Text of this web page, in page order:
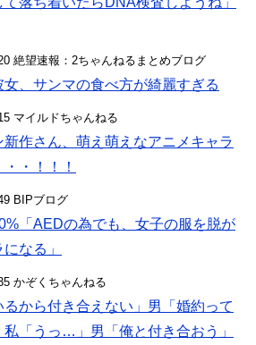
絶望速報：2ちゃんねるまとめブログ
女、サンマの食べ方が綺麗すぎる
マイルドちゃんねる
新作さん、萌え萌えなアニメキャラ
・！！！
BIPブログ
「AEDの為でも、女子の服を脱が
なる」
かぞくちゃんねる
から付き合えない」男「婚約って
私「うっ…」男「俺と付き合おう」